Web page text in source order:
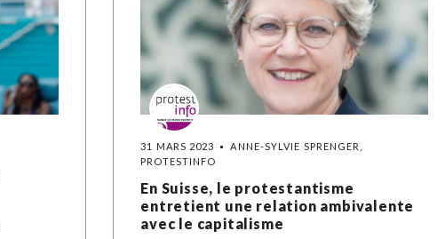
31 MARS 2023
ANNE-SYLVIE SPRENGER,
PROTESTINFO
En Suisse, le protestantisme
entretient une relation ambivalente
avec le capitalisme